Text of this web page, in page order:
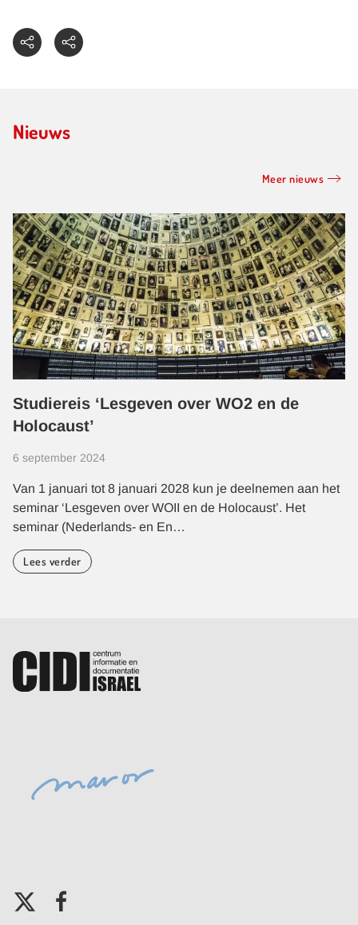
Nieuws
Meer nieuws
Studiereis ‘Lesgeven over WO2 en de
Holocaust’
6 september 2024
Van 1 januari tot 8 januari 2028 kun je deelnemen aan het
seminar ‘Lesgeven over WOII en de Holocaust’. Het
seminar (Nederlands- en En…
Lees verder